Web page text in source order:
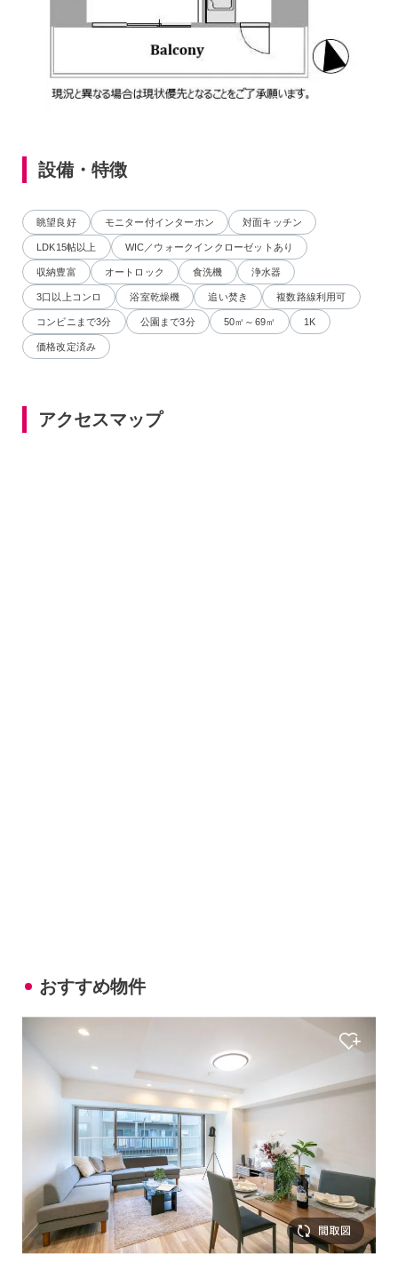
設備・特徴
眺望良好 モニター付インターホン 対面キッチン
LDK15帖以上 WIC／ウォークインクローゼットあり
収納豊富 オートロック 食洗機 浄水器
3口以上コンロ 浴室乾燥機 追い焚き 複数路線利用可
コンビニまで3分 公園まで3分 50㎡～69㎡ 1K
価格改定済み
アクセスマップ
おすすめ物件